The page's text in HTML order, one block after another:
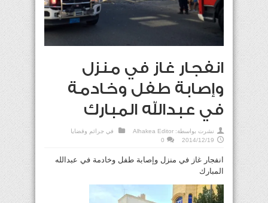
انفجار غاز في منزل
وإصابة طفل وخادمة
في عبدالله المبارك
نشرت بواسطة: Alhakea Editor في جرائم وقضايا
2014/12/19
0
انفجار غاز في منزل وإصابة طفل وخادمة في عبدالله
المبارك